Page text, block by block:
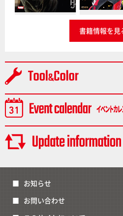
書籍情報を見
お知らせ
お問い合わせ